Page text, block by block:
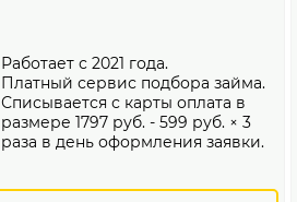
Работает с 2021 года.
Платный сервис подбора займа.
Списывается с карты оплата в
размере 1797 руб. - 599 руб. × 3
раза в день оформления заявки.